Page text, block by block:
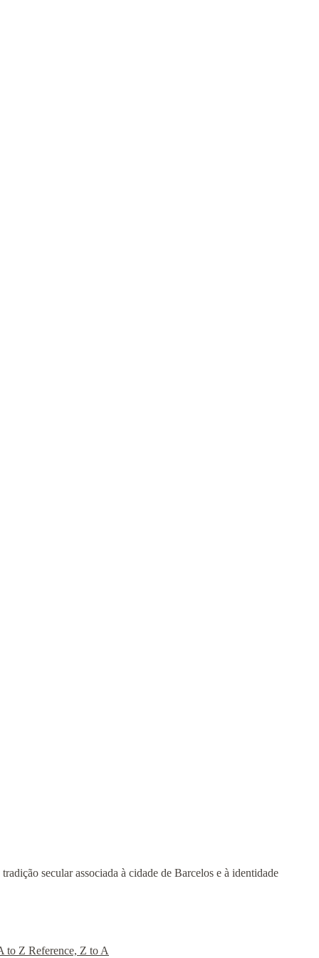
secular associada à cidade de Barcelos e à identidade
to Z Reference, Z to A